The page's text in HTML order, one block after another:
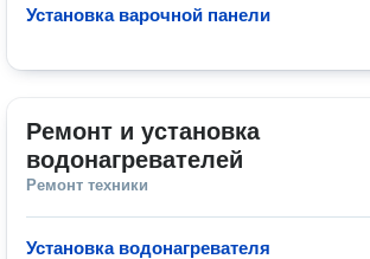
Установка варочной панели
Ремонт и установка
водонагревателей
Ремонт техники
Установка водонагревателя